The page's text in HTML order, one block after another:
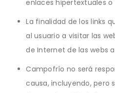
enlaces hipertextuales o
La finalidad de los links
al usuario a visitar las
de Internet de las webs
Campofrío no será
causa, incluyendo, pero